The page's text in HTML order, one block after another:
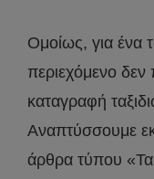
Ομοίως, για ένα
περιεχόμενο δεν
καταγραφή
Αναπτύσσουμε
άρθρα τύπου «Τα